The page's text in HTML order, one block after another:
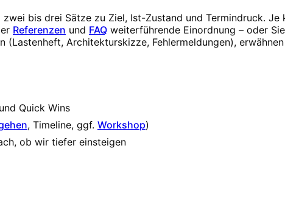
bis drei Sätze zu Ziel, Ist-Zustand und Termindruck.
Referenzen und FAQ weiterführende Einordnung – oder
(Lastenheft, Architekturskizze, Fehlermeldungen),
Quick Wins
, Timeline, ggf. Workshop)
ob wir tiefer einsteigen